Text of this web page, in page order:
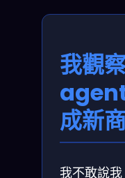
我觀
成新
我不敢說